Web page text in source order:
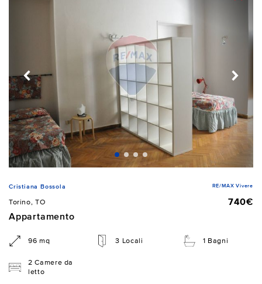
Cristiana Bossola RE/MAX Vivere
Torino, TO
740€
Appartamento
96 mq 3 Locali 1 Bagni
2 Camere da
letto